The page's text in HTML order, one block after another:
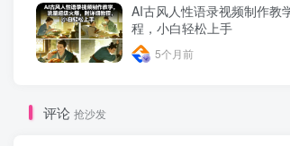
AI古风人性语录视频制作教
程，小白轻松上手
5个月前
评论 抢沙发